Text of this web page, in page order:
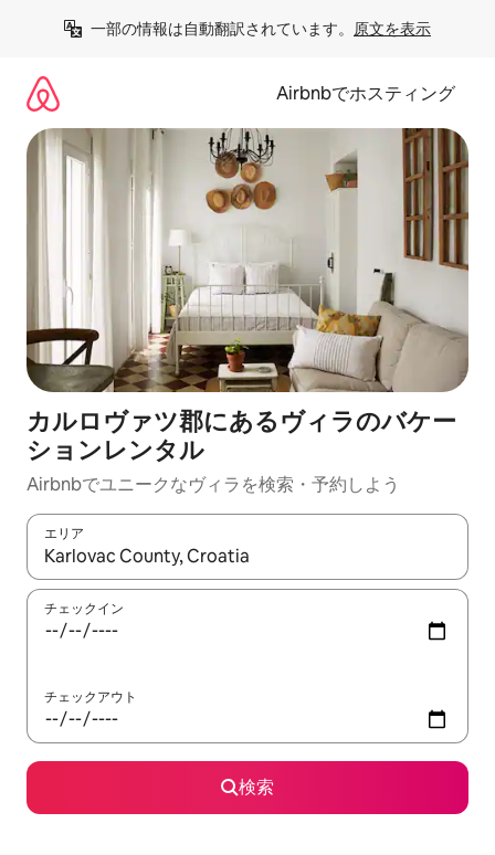
一部の情報は自動翻訳されています。 原文を表示
Airbnbでホスティング
カルロヴァツ郡にあるヴィラのバケー
ションレンタル
Airbnbでユニークなヴィラを検索・予約しよう
エリア
検索結果が表示されたら、上下の矢印キーを使って移動するか
チェックイン
チェックアウト
検索